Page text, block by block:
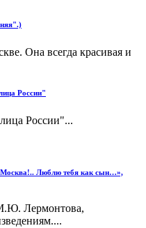
Она всегда красивая и
России"
России"...
Люблю тебя как сын…»,
Лермонтова,